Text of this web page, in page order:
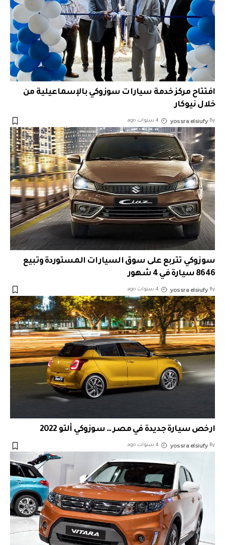
افتتاح مركز خدمة سيارات سوزوكي بالإسماعيلية من
خلال نيوكار
By
yossra elsiufy 4 سنوات ago
سوزوكي تتربع على سوق السيارات المستوردة وتبيع
8646 سيارة في 4 شهور
By
yossra elsiufy 4 سنوات ago
ارخص سيارة جديدة في مصر … سوزوكي ألتو 2022
By
yossra elsiufy 4 سنوات ago